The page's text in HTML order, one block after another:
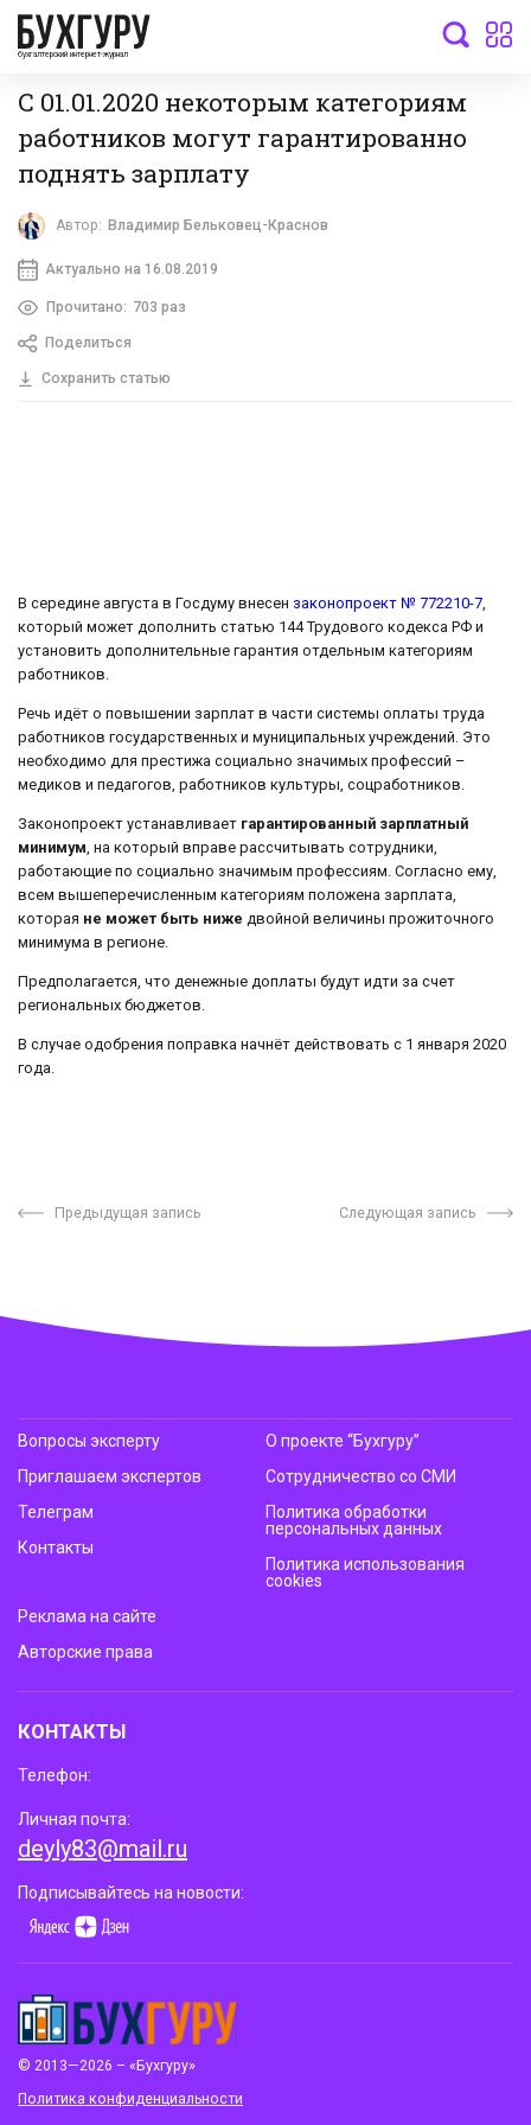
бухгалтерский интернет-журнал
С 01.01.2020 некоторым категориям
работников могут гарантированно
поднять зарплату
Автор: Владимир Бельковец-Краснов
Актуально на 16.08.2019
Прочитано: 703 раз
Поделиться
Сохранить статью
В середине августа в Госдуму внесен законопроект № 772210-7,
который может дополнить статью 144 Трудового кодекса РФ и
установить дополнительные гарантия отдельным категориям
работников.
Речь идёт о повышении зарплат в части системы оплаты труда
работников государственных и муниципальных учреждений. Это
необходимо для престижа социально значимых профессий –
медиков и педагогов, работников культуры, соцработников.
Законопроект устанавливает гарантированный зарплатный
минимум, на который вправе рассчитывать сотрудники,
работающие по социально значимым профессиям. Согласно ему,
всем вышеперечисленным категориям положена зарплата,
которая не может быть ниже двойной величины прожиточного
минимума в регионе.
Предполагается, что денежные доплаты будут идти за счет
региональных бюджетов.
В случае одобрения поправка начнёт действовать с 1 января 2020
года.
Предыдущая запись Следующая запись
© 2013—2026 – «Бухгуру»
Политика конфиденциальности
Вопросы эксперту
Приглашаем экспертов
Телеграм
Контакты
О проекте “Бухгуру”
Сотрудничество со СМИ
Политика обработки
персональных данных
Политика использования
cookies
Реклама на сайте
Авторские права
КОНТАКТЫ
Телефон:
Личная почта:
deyly83@mail.ru
Подписывайтесь на новости: